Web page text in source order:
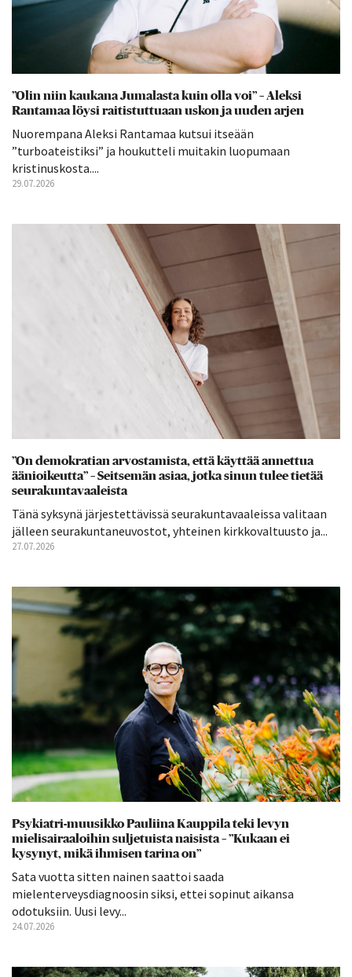
”Olin niin kaukana Jumalasta kuin olla voi” – Aleksi
Rantamaa löysi raitistuttuaan uskon ja uuden arjen
Nuorempana Aleksi Rantamaa kutsui itseään
”turboateistiksi” ja houkutteli muitakin luopumaan
kristinuskosta....
29.07.2026
”On demokratian arvostamista, että käyttää annettua
äänioikeutta” – Seitsemän asiaa, jotka sinun tulee tietää
seurakuntavaaleista
Tänä syksynä järjestettävissä seurakuntavaaleissa valitaan
jälleen seurakuntaneuvostot, yhteinen kirkkovaltuusto ja...
27.07.2026
Psykiatri-muusikko Pauliina Kauppila teki levyn
mielisairaaloihin suljetuista naisista – ”Kukaan ei
kysynyt, mikä ihmisen tarina on”
Sata vuotta sitten nainen saattoi saada
mielenterveysdiagnoosin siksi, ettei sopinut aikansa
odotuksiin. Uusi levy...
24.07.2026